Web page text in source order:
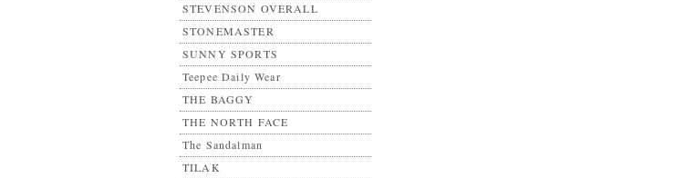
STEVENSON OVERALL
STONEMASTER
SUNNY SPORTS
Teepee Daily Wear
THE BAGGY
THE NORTH FACE
The Sandalman
TILAK